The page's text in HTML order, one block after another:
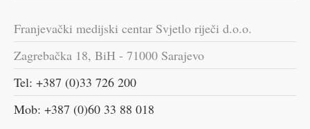
Franjevački medijski centar Svjetlo riječi d.o.o.
Zagrebačka 18, BiH - 71000 Sarajevo
Tel: +387 (0)33 726 200
Mob: +387 (0)60 33 88 018